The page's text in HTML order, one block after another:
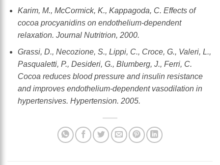
Karim, M., McCormick, K., Kappagoda, C. Effects of
cocoa procyanidins on endothelium-dependent
relaxation. Journal Nutritrion, 2000.
Grassi, D., Necozione, S., Lippi, C., Croce, G., Valeri, L.,
Pasqualetti, P., Desideri, G., Blumberg, J., Ferri, C.
Cocoa reduces blood pressure and insulin resistance
and improves endothelium-dependent vasodilation in
hypertensives. Hypertension. 2005.